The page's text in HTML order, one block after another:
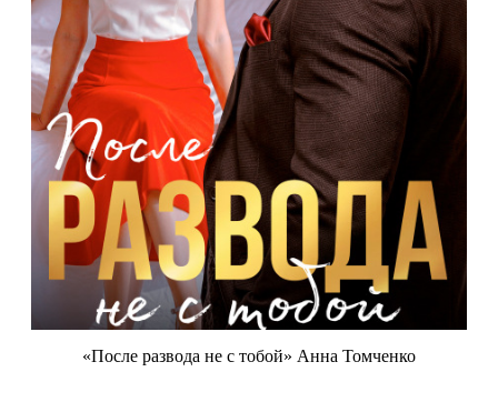
«После развода не с тобой» Анна Томченко